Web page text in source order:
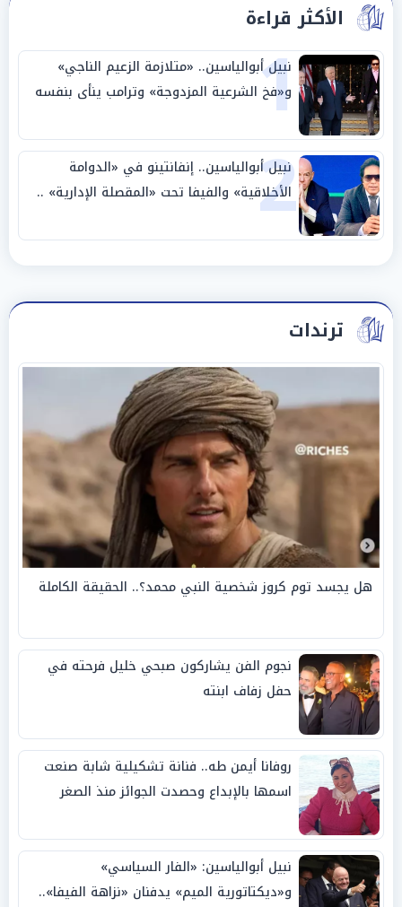
الأكثر قراءة
1
نبيل أبوالياسين.. «متلازمة الزعيم الناجي»
و«فخ الشرعية المزدوجة» وترامب ينأى بنفسه
وحليفه في «ميتم استراتيجي»
2
نبيل أبوالياسين.. إنفانتينو في «الدوامة
الأخلاقية» والفيفا تحت «المقصلة الإدارية» ..
«عبادة العرش وجنازة المصداقية»
ترندات
هل يجسد توم كروز شخصية النبي محمد؟.. الحقيقة الكاملة
نجوم الفن يشاركون صبحي خليل فرحته في
حفل زفاف ابنته
روفانا أيمن طه.. فنانة تشكيلية شابة صنعت
اسمها بالإبداع وحصدت الجوائز منذ الصغر
نبيل أبوالياسين: «الفار السياسي»
و«ديكتاتورية الميم» يدفنان «نزاهة الفيفا»..